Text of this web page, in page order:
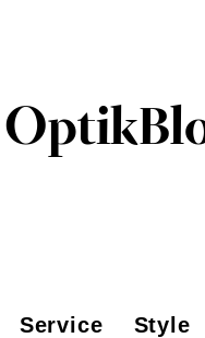
Service Style